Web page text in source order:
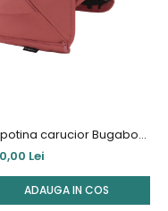
carucior Bugaboo
Sunrise Red
Lei
ADAUGA IN COS